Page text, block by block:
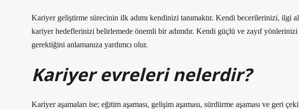
Kariyer geliştirme sürecinin ilk adımı kendinizi tanımaktır. Kendi becerilerinizi, ilgi
kariyer hedeflerinizi belirlemede önemli bir adımdır. Kendi güçlü ve zayıf
gerektiğini anlamanıza yardımcı olur.
Kariyer evreleri nelerdir?
Kariyer aşamaları ise; eğitim aşaması, gelişim aşaması, sürdürme aşaması ve geri